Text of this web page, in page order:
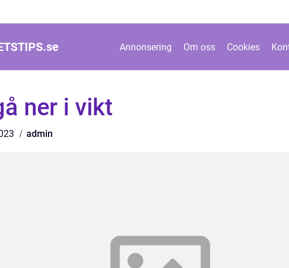
se Annonsering Om oss Cookies
ner i vikt
admin